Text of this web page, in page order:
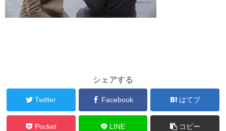
シェアする
Twitter Facebook はてブ
Pocket LINE コピー